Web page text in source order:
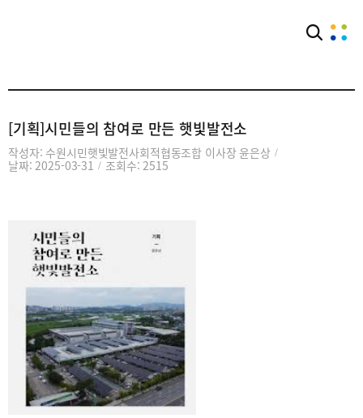
[기획]시민들의 참여로 만든 햇빛발전소
작성자: 수원시민햇빛발전사회적협동조합 이사장 윤은상 /
날짜: 2025-03-31 / 조회수: 2515